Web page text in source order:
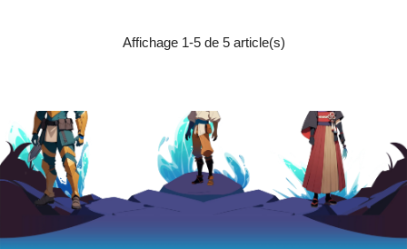
Affichage 1-5 de 5 article(s)